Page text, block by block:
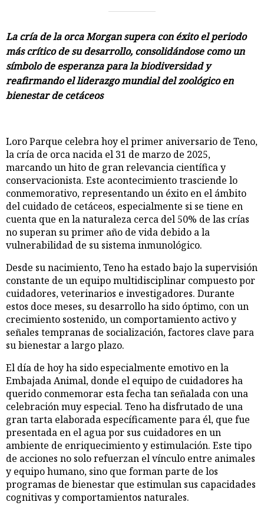
La cría de la orca Morgan supera con éxito el periodo
más crítico de su desarrollo, consolidándose como un
símbolo de esperanza para la biodiversidad y
reafirmando el liderazgo mundial del zoológico en
bienestar de cetáceos
Loro Parque celebra hoy el primer aniversario de Teno,
la cría de orca nacida el 31 de marzo de 2025,
marcando un hito de gran relevancia científica y
conservacionista. Este acontecimiento trasciende lo
conmemorativo, representando un éxito en el ámbito
del cuidado de cetáceos, especialmente si se tiene en
cuenta que en la naturaleza cerca del 50% de las crías
no superan su primer año de vida debido a la
vulnerabilidad de su sistema inmunológico.
Desde su nacimiento, Teno ha estado bajo la supervisión
constante de un equipo multidisciplinar compuesto por
cuidadores, veterinarios e investigadores. Durante
estos doce meses, su desarrollo ha sido óptimo, con un
crecimiento sostenido, un comportamiento activo y
señales tempranas de socialización, factores clave para
su bienestar a largo plazo.
El día de hoy ha sido especialmente emotivo en la
Embajada Animal, donde el equipo de cuidadores ha
querido conmemorar esta fecha tan señalada con una
celebración muy especial. Teno ha disfrutado de una
gran tarta elaborada específicamente para él, que fue
presentada en el agua por sus cuidadores en un
ambiente de enriquecimiento y estimulación. Este tipo
de acciones no solo refuerzan el vínculo entre animales
y equipo humano, sino que forman parte de los
programas de bienestar que estimulan sus capacidades
cognitivas y comportamientos naturales.